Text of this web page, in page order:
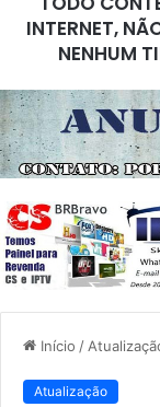
INTERNET,
NENHUM
Início /
Atualização